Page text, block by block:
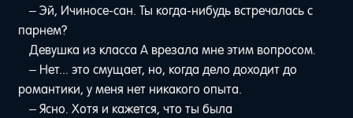
– Эй, Ичиносе-сан. Ты когда-нибудь встречалась с
парнем?
Девушка из класса А врезала мне этим вопросом.
– Нет... это смущает, но, когда дело доходит до
романтики, у меня нет никакого опыта.
– Ясно. Хотя и кажется, что ты была